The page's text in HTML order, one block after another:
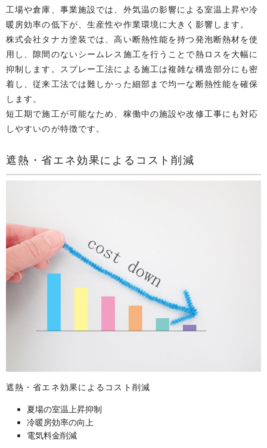
工場や倉庫、事業施設では、外気温の影響による室温上昇や冷
暖房効率の低下が、生産性や作業環境に大きく影響します。
株式会社タナカ塗装では、高い断熱性能を持つ発泡断熱材を使
用し、隙間のないシームレス施工を行うことで熱ロスを大幅に
抑制します。スプレー工法による施工は複雑な構造部分にも密
着し、従来工法では難しかった細部まで均一な断熱性能を確保
します。
短工期で施工が可能なため、稼働中の施設や改修工事にも対応
しやすいのが特徴です。
遮熱・省エネ効果によるコスト削減
遮熱・省エネ効果によるコスト削減
夏場の室温上昇抑制
冷暖房効率の向上
電気料金削減